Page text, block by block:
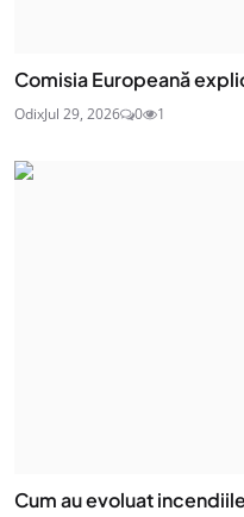
Comisia Europeană
OdixJul 29, 2026 0 1
Cum au evoluat